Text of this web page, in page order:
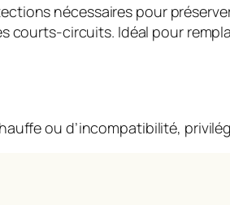
nécessaires pour
courts-circuits. Idéal pour
ou d’incompatibilité,